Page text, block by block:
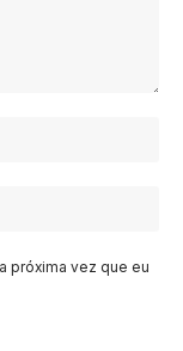
próxima vez que eu